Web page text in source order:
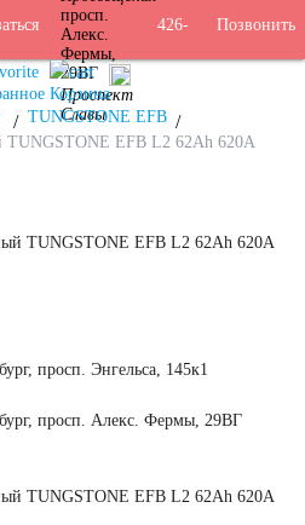
Петербург
просп.
Алекс.
Фермы,
29ВГ
Проспект
Славы
426- Позвонить
Корзина
TUNGSTONE EFB
TUNGSTONE EFB L2 62Ah 620A
просп. Энгельса, 145к1
просп. Алекс. Фермы, 29ВГ